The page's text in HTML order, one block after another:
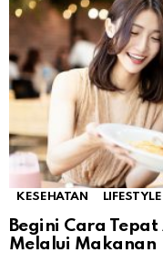
KESEHATAN LIFESTYLE
Begini Cara
Melalui Makanan